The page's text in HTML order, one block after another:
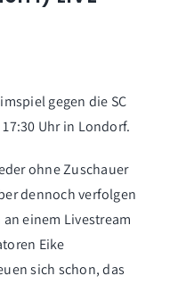
gegen die SC
Uhr in Londorf.
ohne Zuschauer
dennoch verfolgen
einem Livestream
Eike
sich schon, das